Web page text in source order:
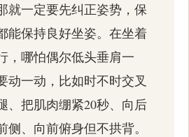
就一定要先纠正姿势，保
能保持良好坐姿。在坐着
，哪怕偶尔低头垂肩一
动一动，比如时不时交叉
、把肌肉绷紧20秒、向后
、向前俯身但不拱背。